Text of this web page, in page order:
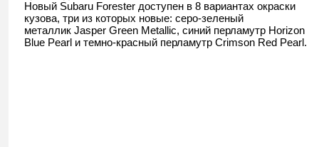
Новый Subaru Forester доступен в 8 вариантах окраски
кузова, три из которых новые: серо-зеленый
металлик Jasper Green Metallic, синий перламутр Horizon
Blue Pearl и темно-красный перламутр Crimson Red Pearl.